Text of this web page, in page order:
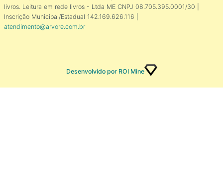
livros. Leitura em rede livros - Ltda ME CNPJ 08.705.395.0001/30 |
Inscrição Municipal/Estadual 142.169.626.116 |
atendimento@arvore.com.br
Desenvolvido por ROI Mine